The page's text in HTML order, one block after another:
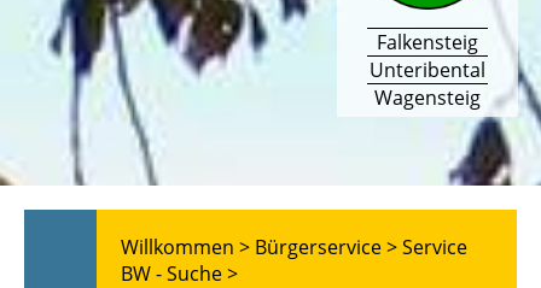
Falkensteig
Unteribental
Wagensteig
Willkommen > Bürgerservice >Service
BW - Suche >